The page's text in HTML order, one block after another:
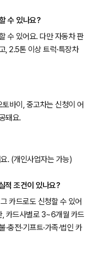
수 있나요?
수 있어요. 다만 자동차 판
, 2.5톤 이상 트럭·특장차
바이, 중고차는 신청이 어
돼요.
. (개인사업자는 가능)
적 조건이 있나요?
카드로도 신청할 수 있어
, 카드사별로 3~6개월 카드
충전·기프트·가족·법인 카